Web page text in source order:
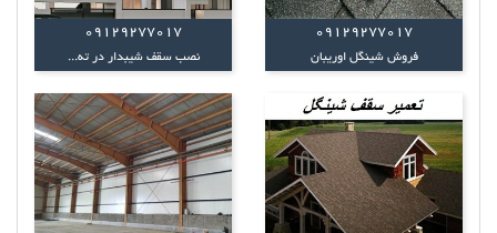
09129277017
فروش شینگل اوریبان
09129277017
نصب سقف شیبدار در ته...